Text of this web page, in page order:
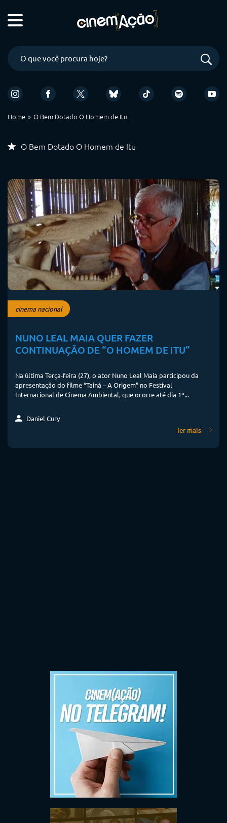
Home O Bem Dotado O Homem de Itu
O Bem Dotado O Homem de Itu
cinema nacional
NUNO LEAL MAIA QUER FAZER
CONTINUAÇÃO DE “O HOMEM DE ITU”
Na última Terça-feira (27), o ator Nuno Leal Maia participou da
apresentação do filme “Tainá – A Origem” no Festival
Internacional de Cinema Ambiental, que ocorre até dia 1º...
Daniel Cury
ler mais